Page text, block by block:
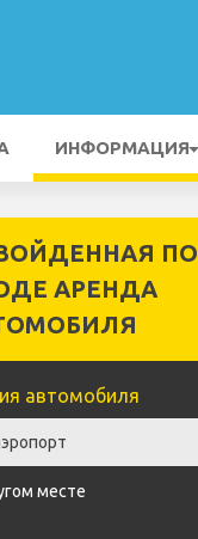
ИНФОРМАЦИЯ
ПО
АРЕНДА
автомобиля
месте